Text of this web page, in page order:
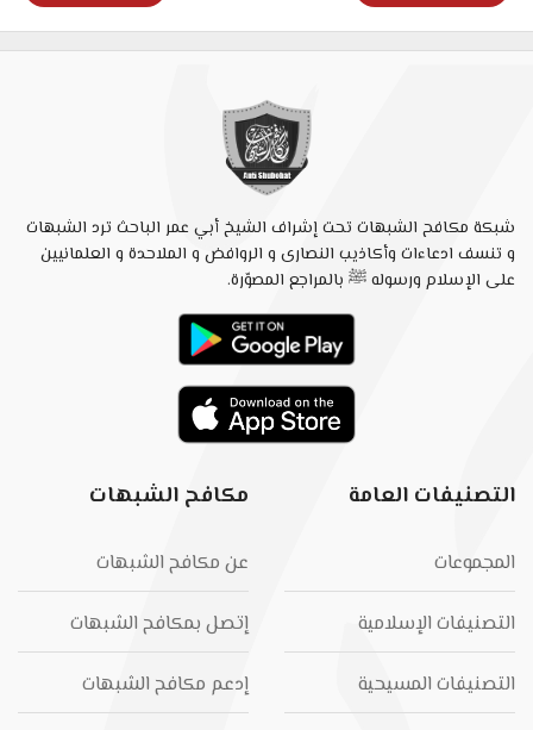
شبكة مكافح الشبهات تحت إشراف الشيخ أبي عمر الباحث ترد الشبهات
و تنسف ادعاءات وأكاذيب النصارى و الروافض و الملاحدة و العلمانيين
على الإسلام ورسوله ﷺ بالمراجع المصوّرة.
التصنيفات العامة
المجموعات
التصنيفات الإسلامية
التصنيفات المسيحية
مكافح الشبهات
عن مكافح الشبهات
إتصل بمكافح الشبهات
إدعم مكافح الشبهات